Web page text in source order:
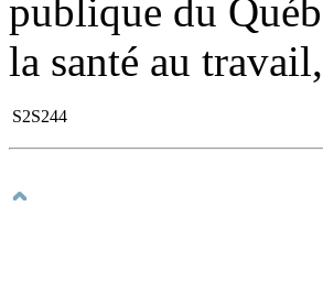
publique du
la santé au
S2S244